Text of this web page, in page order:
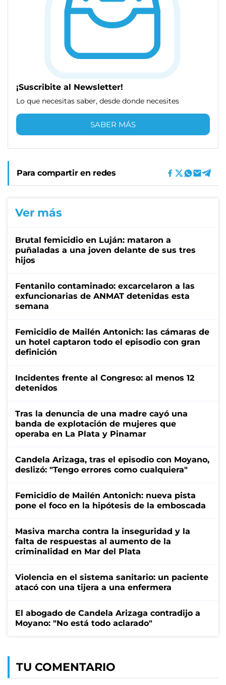
¡Suscribite al Newsletter!
Lo que necesitas saber, desde donde necesites
SABER MÁS
Para compartir en redes
Ver más
Brutal femicidio en Luján: mataron a
puñaladas a una joven delante de sus tres
hijos
Fentanilo contaminado: excarcelaron a las
exfuncionarias de ANMAT detenidas esta
semana
Femicidio de Mailén Antonich: las cámaras de
un hotel captaron todo el episodio con gran
definición
Incidentes frente al Congreso: al menos 12
detenidos
Tras la denuncia de una madre cayó una
banda de explotación de mujeres que
operaba en La Plata y Pinamar
Candela Arizaga, tras el episodio con Moyano,
deslizó: "Tengo errores como cualquiera"
Femicidio de Mailén Antonich: nueva pista
pone el foco en la hipótesis de la emboscada
Masiva marcha contra la inseguridad y la
falta de respuestas al aumento de la
criminalidad en Mar del Plata
Violencia en el sistema sanitario: un paciente
atacó con una tijera a una enfermera
El abogado de Candela Arizaga contradijo a
Moyano: "No está todo aclarado"
TU COMENTARIO